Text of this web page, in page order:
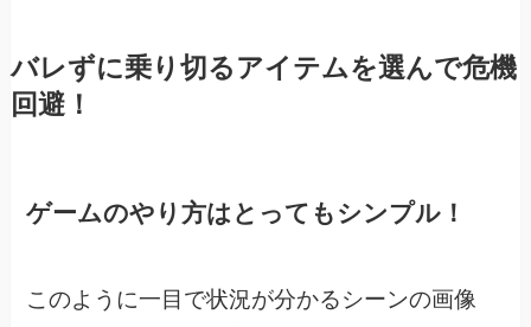
バレずに乗り切るアイテムを選んで危機
回避！
ゲームのやり方はとってもシンプル！
このように一目で状況が分かるシーンの画像